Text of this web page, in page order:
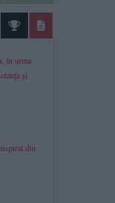
în urma
și
din